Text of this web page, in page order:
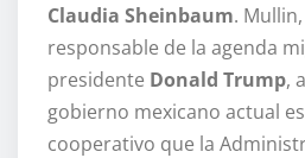
Claudia Sheinbaum.
responsable de la agenda
presidente Donald Trump,
gobierno mexicano actual
cooperativo que la